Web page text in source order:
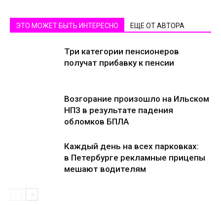
ЭТО МОЖЕТ БЫТЬ ИНТЕРЕСНО ЕЩЕ ОТ АВТОРА
Три категории пенсионеров
получат прибавку к пенсии
Возгорание произошло на Ильском
НПЗ в результате падения
обломков БПЛА
Каждый день на всех парковках:
в Петербурге рекламные прицепы
мешают водителям